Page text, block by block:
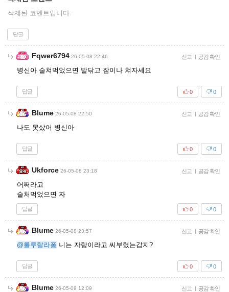
삭제된 코멘트입니다.
답글
Fqwer6794 26-05-08 22:46 신고 | 공감 확인
병신아 술쳐먹었으면 발닦고 잠이나 쳐자세요
답글 0
0
Blume 26-05-08 22:50 신고 | 공감 확인
나도 못샀어 병신아
답글 0
0
Ukforce 26-05-08 23:18 신고 | 공감 확인
어쩌라고
술처먹었으면 자
답글 0
0
Blume 26-05-08 23:57 신고 | 공감 확인
@룰루랄라퐁 니는 자랑이라고 씨부렸는갑지?
답글 0
0
Blume 26-05-09 12:09 신고 | 공감 확인